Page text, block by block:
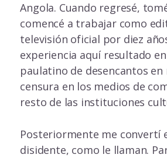
Angola. Cuando regresé,
comencé a trabajar como
televisión oficial por diez
experiencia aquí resultado
paulatino de desencantos en
censura en los medios de
resto de las instituciones
Posteriormente me convertí
disidente, como le llaman.